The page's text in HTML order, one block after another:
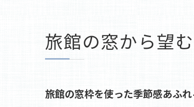
旅館の窓から望
旅館の窓枠を使った季節感あふ